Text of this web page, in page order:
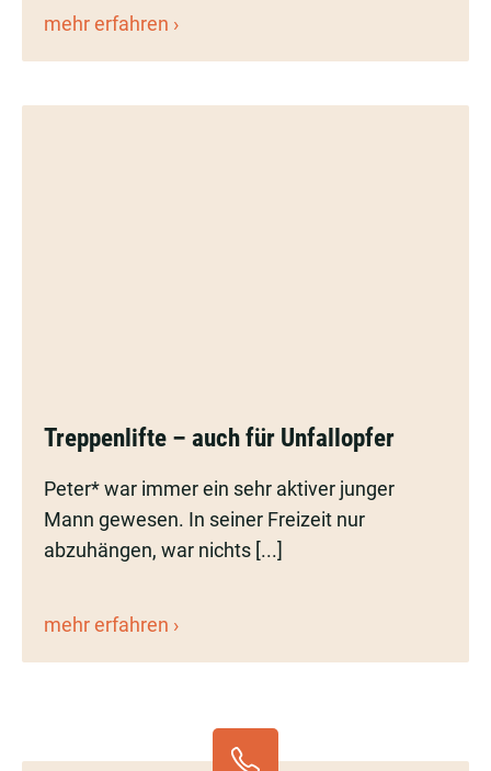
mehr erfahren Treppenlift
auch
Unfallopfer
Treppenlifte – auch für Unfallopfer
Peter* war immer ein sehr aktiver junger
Mann gewesen. In seiner Freizeit nur
abzuhängen, war nichts [...]
mehr erfahren Treppenlifte
Unfallopfer